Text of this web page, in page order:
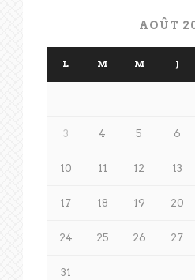
AOÛT
L M M J
3 4 5 6
10 11 12 13
17 18 19 20
24 25 26 27
31